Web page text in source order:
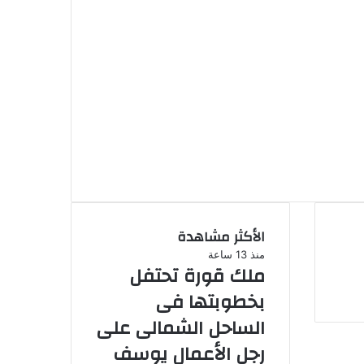
الأكثر مشاهدة
منذ 13 ساعة
ملك قورة تحتفل
بخطوبتها فى
الساحل الشمالى على
رجل الأعمال يوسف